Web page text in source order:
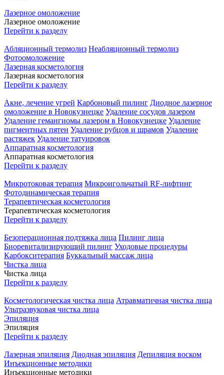
Лазерное омоложение
Лазерное омоложение
Перейти к разделу
Абляционный термолиз Неабляционный термолиз
Фотоомоложение
Лазерная косметология
Лазерная косметология
Перейти к разделу
Акне, лечение угрей Карбоновый пилинг Диодное лазерное
омоложение в Новокузнецке Удаление сосудов лазером
Удаление гемангиомы лазером в Новокузнецке Удаление
пигментных пятен Удаление рубцов и шрамов Удаление
растяжек Удаление татуировок
Аппаратная косметология
Аппаратная косметология
Перейти к разделу
Микротоковая терапия Микроигольчатый RF-лифтинг
Фотодинамическая терапия
Терапевтическая косметология
Терапевтическая косметология
Перейти к разделу
Безоперационная подтяжка лица Пилинг лица
Биоревитализирующий пилинг Уходовые процедуры
Карбокситерапия Буккальный массаж лица
Чистка лица
Чистка лица
Перейти к разделу
Косметологическая чистка лица Атравматичная чистка лица
Ультразвуковая чистка лица
Эпиляция
Эпиляция
Перейти к разделу
Лазерная эпиляция Диодная эпиляция Депиляция воском
Инъекционные методики
Инъекционные методики